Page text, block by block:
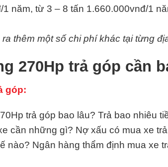
năm, từ 3 – 8 tấn 1.660.000vnđ/1
thêm một số chi phí khác tại từng
270Hp trả góp cần
góp:
trả góp bao lâu? Trả bao nhiêu
cần những gì? Nợ xấu có mua xe
nào? Ngân hàng thẩm định mua